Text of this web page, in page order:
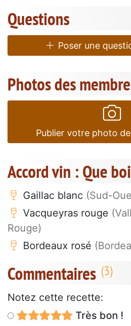
Questions
Poser une
Photos des
Publier votre photo
Accord vin : Que
Gaillac blanc (Sud-
Vacqueyras rouge
Rouge)
Bordeaux rosé
Commentaires
Notez cette recette:
Très bon !